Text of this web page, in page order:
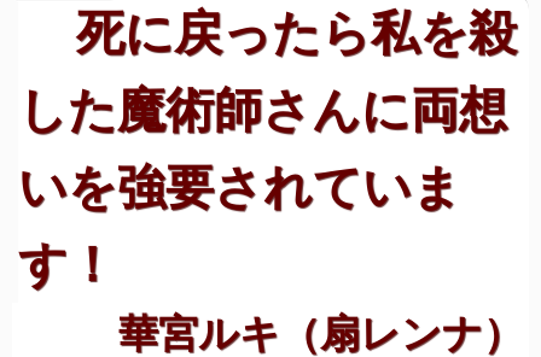
死に戻ったら私を殺
した魔術師さんに両想
いを強要されていま
す！
華宮ルキ（扇レンナ）